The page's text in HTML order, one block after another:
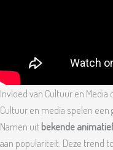
Invloed van Cultuur en
Cultuur en media spelen een
Namen uitbekende
aan populariteit. Deze trend